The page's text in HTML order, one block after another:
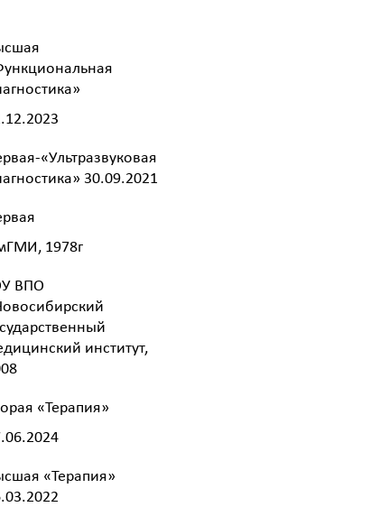
«Ультразвуковая
30.09.2021
1978г
ВПО
институт,
«Терапия»
«Терапия»